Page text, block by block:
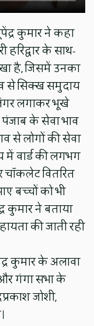
कुमार ने कहा
के साथ-
है, जिसमें उनका
से सिक्ख समुदाय
लगाकर भूखे
पंजाब के सेवा भाव
से लोगों की सेवा
में वार्ड की लगभग
चॉकलेट वितरित
बच्चों को भी
कुमार ने बताया
की जाती रही
कुमार के अलावा
और गंगा सभा के
जोशी,